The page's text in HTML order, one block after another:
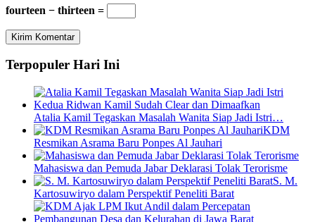
fourteen − thirteen =
Terpopuler Hari Ini
Atalia Kamil Tegaskan Masalah Wanita Siap Jadi Istri…
KDM
Resmikan Asrama Baru Ponpes Al Jauhari
Mahasiswa dan Pemuda Jabar Deklarasi Tolak Terorisme
S. M.
Kartosuwiryo dalam Perspektif Peneliti Barat